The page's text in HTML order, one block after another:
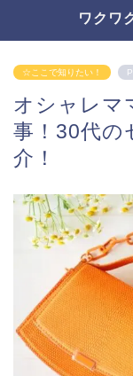
ワクワ
☆ここで知りたい！
オシャレマ
事！30代の
介！